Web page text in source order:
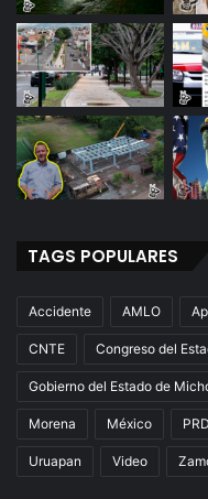
TAGS POPULARES
Accidente AMLO
CNTE Congreso del
Gobierno del Estado de
Morena México PRD
Uruapan Video